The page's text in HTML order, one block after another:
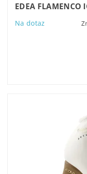
EDEA FLAMENCO
Na dotaz